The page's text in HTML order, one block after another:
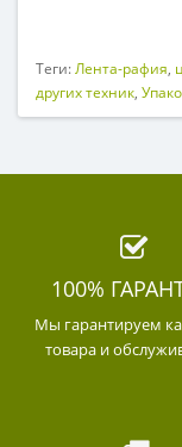
Теги:Лента-рафия,
других техник,
100%
Мы гарантируем
товара и